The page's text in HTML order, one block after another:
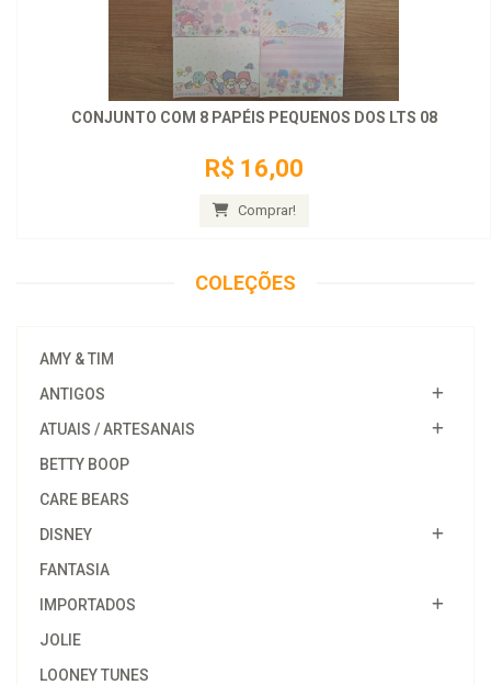
CONJUNTO COM 8 PAPÉIS PEQUENOS DOS LTS 08
R$ 16,00
Comprar!
COLEÇÕES
AMY & TIM
ANTIGOS
ATUAIS / ARTESANAIS
BETTY BOOP
CARE BEARS
DISNEY
FANTASIA
IMPORTADOS
JOLIE
LOONEY TUNES